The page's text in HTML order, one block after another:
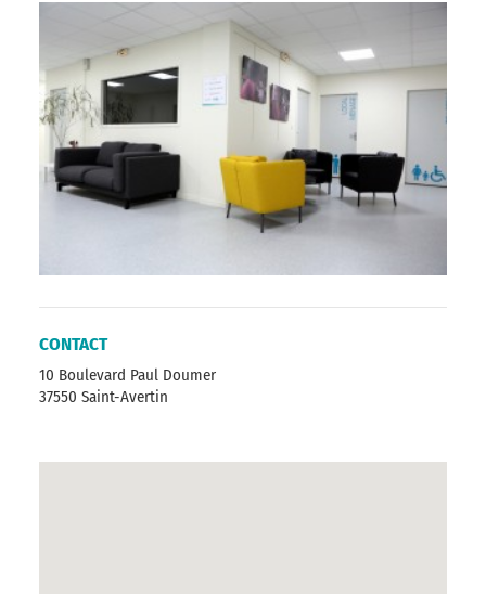
CONTACT
10 Boulevard Paul Doumer
37550 Saint-Avertin